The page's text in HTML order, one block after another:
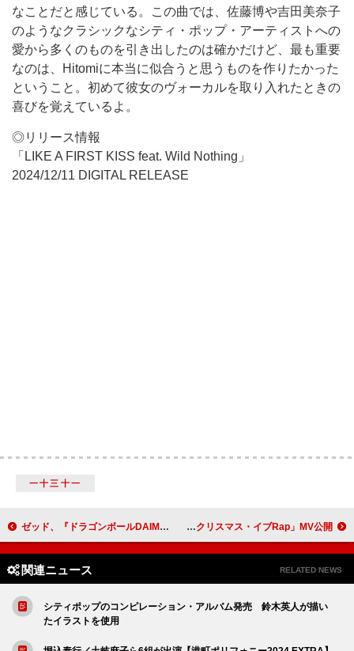
なことだと感じている。この曲では、佐藤博や吉田美奈子
のようなクラシックなシティ・ポップ・アーティストへの
愛から多くのものを引き出したのは確かだけど、最も重要
なのは、Hitomiに本当に似合うと思うものを作りたかった
ということ。初めて彼女のヴォーカルを取り入れたときの
喜びを覚えているよ。
◎リリース情報
「LIKE A FIRST KISS feat. Wild Nothing」
2024/12/11 DIGITAL RELEASE
一十三十一
ゼッド、『ドラゴンボールDAIMA』EDテーマ「NAKAMA（Anime ver.）」のリリック・ビデオ公開 KICK THE CAN CREW、2001年にCD発売した「クリスマス・イブRap」MV公開
関連ニュース RELATED NEWS
シティポップのコンピレーション・アルバム発売 鈴木英人が描い
たイラストを使用